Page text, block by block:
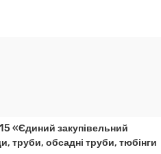
«Єдиний закупівельний
труби, обсадні труби, тюбінги